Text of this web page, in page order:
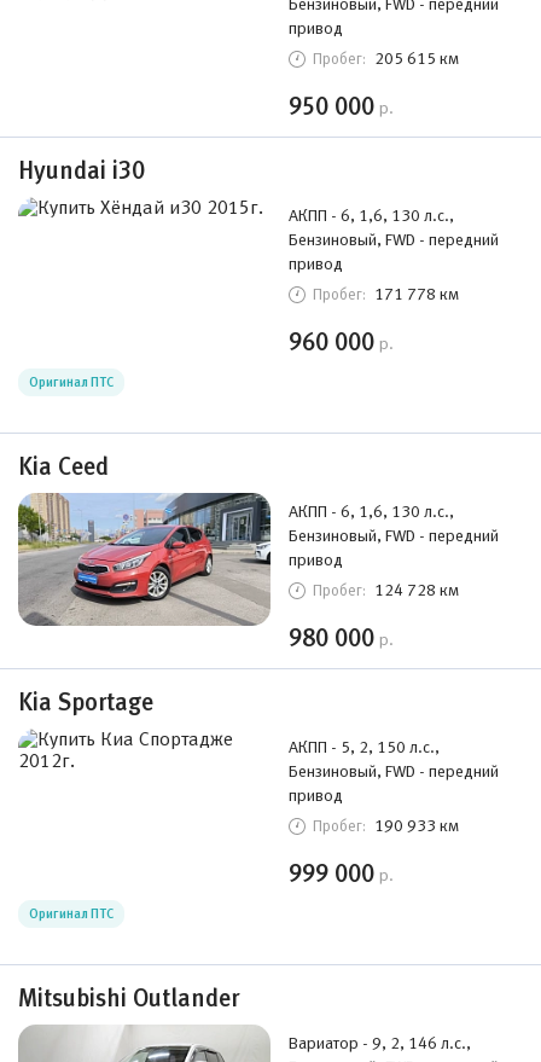
привод
Пробег: 205 615 км
950 000 р.
Hyundai i30
АКПП - 6, 1,6, 130 л.с.,
Бензиновый, FWD - передний
привод
Пробег: 171 778 км
960 000 р.
Оригинал ПТС
Kia Ceed
АКПП - 6, 1,6, 130 л.с.,
Бензиновый, FWD - передний
привод
Пробег: 124 728 км
980 000 р.
Kia Sportage
АКПП - 5, 2, 150 л.с.,
Бензиновый, FWD - передний
привод
Пробег: 190 933 км
999 000 р.
Оригинал ПТС
Mitsubishi Outlander
Вариатор - 9, 2, 146 л.с.,